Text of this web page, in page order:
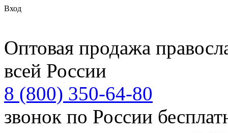
Вход
Оптовая продажа
всей России
8 (800) 350-64-80
звонок по России